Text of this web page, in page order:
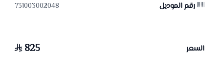
رقم الموديل 731003002048
السعر 825